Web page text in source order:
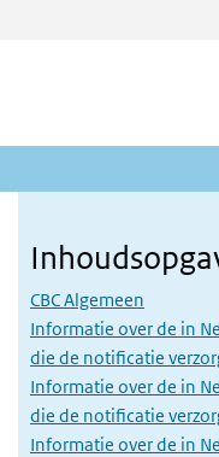
CBC Algemeen
Informatie over de in
die de notificatie
Informatie over de in
die de notificatie
Informatie over de in